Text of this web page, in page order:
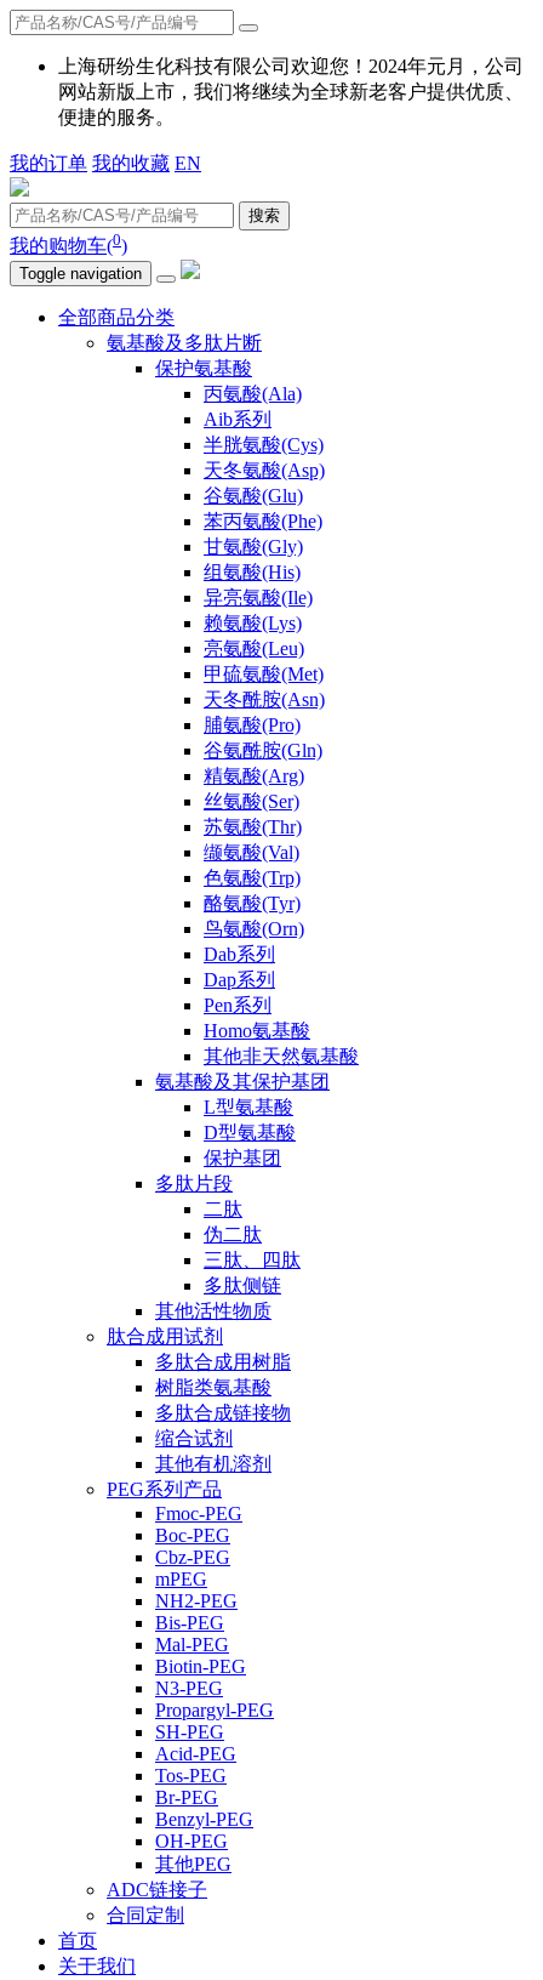
上海研纷生化科技有限公司欢迎您！2024年元月，公司
网站新版上市，我们将继续为全球新老客户提供优质、
便捷的服务。
我的订单 我的收藏 EN
搜索
我的购物车(0)
Toggle navigation
全部商品分类
氨基酸及多肽片断
保护氨基酸
丙氨酸(Ala)
Aib系列
半胱氨酸(Cys)
天冬氨酸(Asp)
谷氨酸(Glu)
苯丙氨酸(Phe)
甘氨酸(Gly)
组氨酸(His)
异亮氨酸(Ile)
赖氨酸(Lys)
亮氨酸(Leu)
甲硫氨酸(Met)
天冬酰胺(Asn)
脯氨酸(Pro)
谷氨酰胺(Gln)
精氨酸(Arg)
丝氨酸(Ser)
苏氨酸(Thr)
缬氨酸(Val)
色氨酸(Trp)
酪氨酸(Tyr)
鸟氨酸(Orn)
Dab系列
Dap系列
Pen系列
Homo氨基酸
其他非天然氨基酸
氨基酸及其保护基团
L型氨基酸
D型氨基酸
保护基团
多肽片段
二肽
伪二肽
三肽、四肽
多肽侧链
其他活性物质
肽合成用试剂
多肽合成用树脂
树脂类氨基酸
多肽合成链接物
缩合试剂
其他有机溶剂
PEG系列产品
Fmoc-PEG
Boc-PEG
Cbz-PEG
mPEG
NH2-PEG
Bis-PEG
Mal-PEG
Biotin-PEG
N3-PEG
Propargyl-PEG
SH-PEG
Acid-PEG
Tos-PEG
Br-PEG
Benzyl-PEG
OH-PEG
其他PEG
ADC链接子
合同定制
首页
关于我们